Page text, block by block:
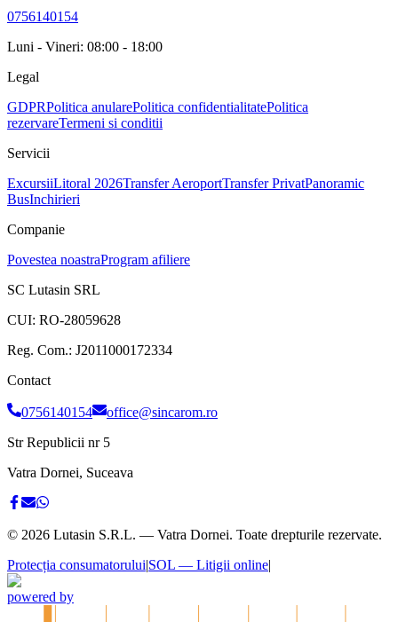
0756140154
Luni - Vineri: 08:00 - 18:00
Legal
GDPRPolitica anularePolitica confidentialitatePolitica
rezervareTermeni si conditii
Servicii
ExcursiiLitoral 2026Transfer AeroportTransfer PrivatPanoramic
BusInchirieri
Companie
Povestea noastraProgram afiliere
SC Lutasin SRL
CUI: RO-28059628
Reg. Com.: J2011000172334
Contact
0756140154
office@sincarom.ro
Str Republicii nr 5
Vatra Dornei, Suceava
© 2026 Lutasin S.R.L. — Vatra Dornei. Toate drepturile rezervate.
Protecția consumatorului|SOL — Litigii online|
powered by